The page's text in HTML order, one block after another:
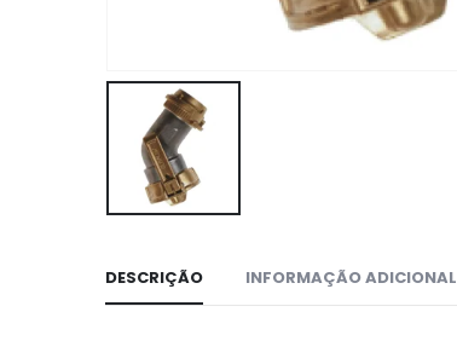
DESCRIÇÃO INFORMAÇÃO ADICIONAL